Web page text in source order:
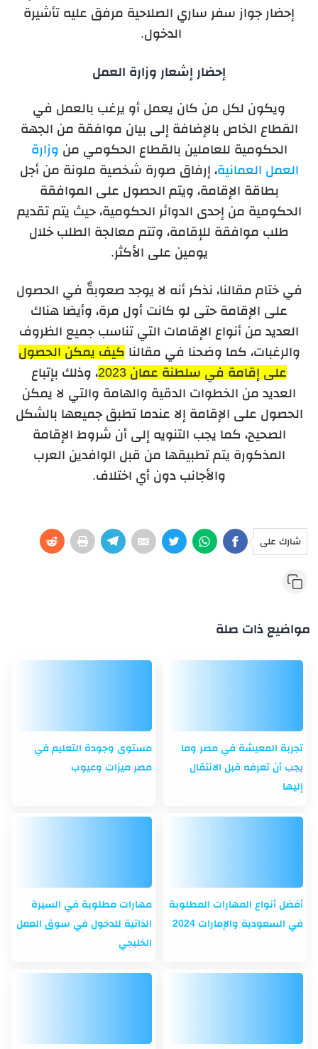
إحضار جواز سفر ساري الصلاحية مرفق عليه تأشيرة
الدخول.
إحضار إشعار وزارة العمل
ويكون لكل من كان يعمل أو يرغب بالعمل في
القطاع الخاص بالإضافة إلى بيان موافقة من الجهة
الحكومية للعاملين بالقطاع الحكومي من وزارة
العمل العمانية، إرفاق صورة شخصية ملونة من أجل
بطاقة الإقامة، ويتم الحصول على الموافقة
الحكومية من إحدى الدوائر الحكومية، حيث يتم تقديم
طلب موافقة للإقامة، وتتم معالجة الطلب خلال
يومين على الأكثر.
في ختام مقالنا، نذكر أنه لا يوجد صعوبةٌ في الحصول
على الإقامة حتى لو كانت أول مرة، وأيضا هناك
العديد من أنواع الإقامات التي تناسب جميع الظروف
والرغبات، كما وضحنا في مقالنا كيف يمكن الحصول
على إقامة في سلطنة عمان 2023
، وذلك بإتباع
العديد من الخطوات الدقية والهامة والتي لا يمكن
الحصول على الإقامة إلا عندما تطبق جميعها بالشكل
الصحيح، كما يجب التنويه إلى أن شروط الإقامة
المذكورة يتم تطبيقها من قبل الوافدين العرب
والأجانب دون أي اختلاف.
شارك على
مواضيع ذات صلة
تجربة المعيشة في مصر وما
يجب أن تعرفه قبل الانتقال
إليها
مستوى وجودة التعليم في
مصر ميزات وعيوب
أفضل أنواع المهارات المطلوبة
في السعودية والإمارات 2024
مهارات مطلوبة في السيرة
الذاتية للدخول في سوق العمل
الخليجي